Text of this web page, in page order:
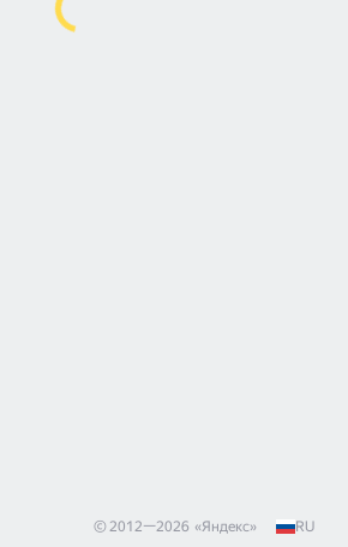
© 2012—2026 «Яндекс» RU